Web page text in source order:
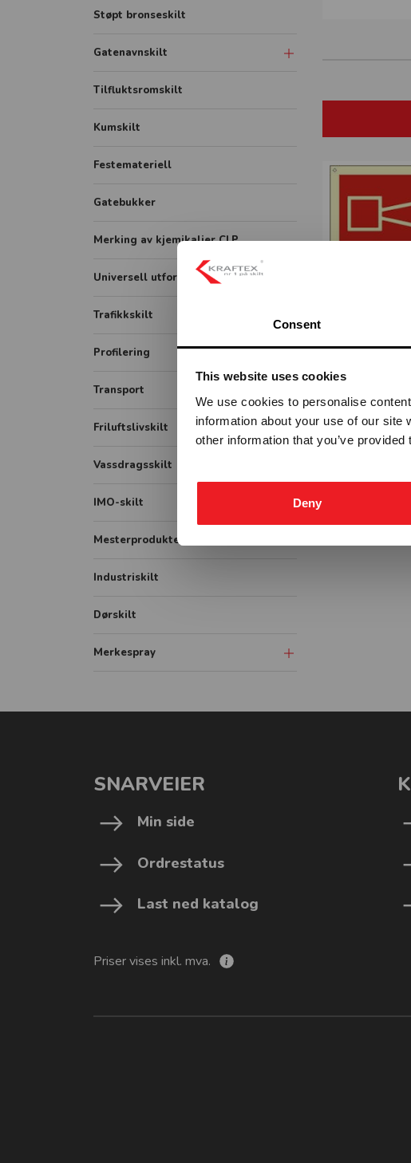
Consent
This website uses cookies
We use cookies to personalise
information about your use of our
other information that you’ve
Deny
Skilt
Rollup
FHI plakater
Støpt bronseskilt
Gatenavnskilt
Gatenavn refleks aluminium
Tilfluktsromskilt
Kumskilt
Festemateriell
Gatebukker
Merking av kjemikalier CLP
Universell utforming
Symbolskilt
Piktogram skilt
Trafikkskilt
Forbudsskilt
Opplysningsskilt
Veiarbeid og arbeidsvarsling
Påbudsskilt
Tunnelskilt
Varslingsutstyr
Profilering
Transport
ADR / farlig gods
Container
Friluftslivskilt
Vassdragsskilt
Vassdrag fareskilt
Vassdrag forbudsskilt
Vassdrag påbudsskilt
Vassdrag målestav
IMO-skilt
IMO Safety signs
IMO Combination signs
Mesterprodukter
Industriskilt
Dørskilt
Merkespray
Linjemarkering
SNARVEIER
Min side
Ordrestatus
Last ned katalog
Priser vises inkl. mva.